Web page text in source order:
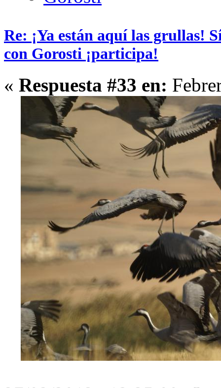
Re: ¡Ya están aquí las grullas!
con Gorosti ¡participa!
« Respuesta #33 en: